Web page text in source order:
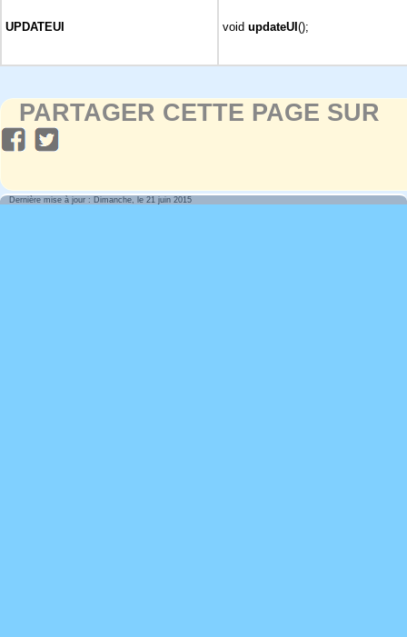
UPDATEUI void updateUI ();
PARTAGER CETTE PAGE SUR
Dernière mise à jour : Dimanche, le 21 juin 2015